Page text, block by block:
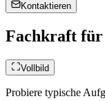
Kontaktieren
Fachkraft für
Vollbild
Probiere typische